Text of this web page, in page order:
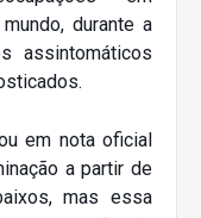
durante a
assintomáticos
em nota oficial
a partir de
mas essa